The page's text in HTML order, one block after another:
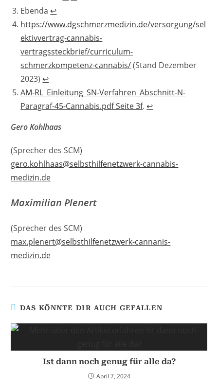
Ebenda ↩︎
https://www.dgschmerzmedizin.de/versorgung/sel
ektivvertrag-cannabis-
vertragssteckbrief/curriculum-
schmerzkompetenz-cannabis/(Stand Dezember
2023) ↩︎
AM-RL_Einleitung_SN-Verfahren_Abschnitt-N-
Paragraf-45-Cannabis.pdf Seite 3f. ↩︎
Gero Kohlhaas
(Sprecher des SCM)
gero.kohlhaas@selbsthilfenetzwerk-cannabis-
medizin.de
Maximilian Plenert
(Sprecher des SCM)
max.plenert@selbsthilfenetzwerk-cannanis-
medizin.de
DAS KÖNNTE DIR AUCH GEFALLEN
Ist dann noch genug für alle da?
April 7, 2024